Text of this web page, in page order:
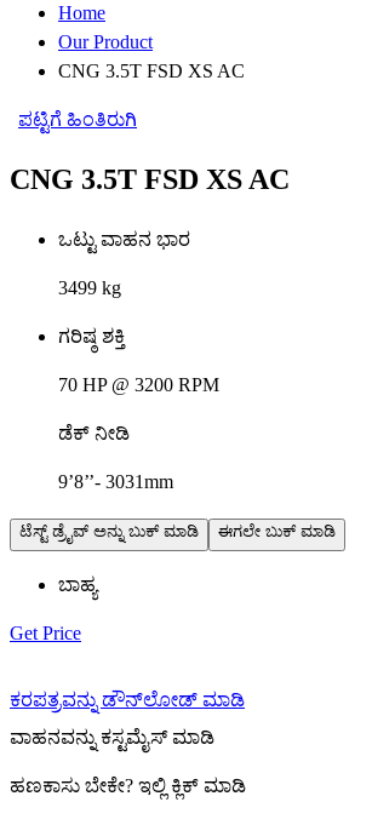
Home
Our Product
CNG 3.5T FSD XS AC
ಪಟ್ಟಿಗೆ ಹಿಂತಿರುಗಿ
CNG 3.5T FSD XS AC
ಒಟ್ಟು ವಾಹನ ಭಾರ
3499 kg
ಗರಿಷ್ಠ ಶಕ್ತಿ
70 HP @ 3200 RPM
ಡೆಕ್ ನೀಡಿ
9’8’’- 3031mm
ಟೆಸ್ಟ್ ಡ್ರೈವ್ ಅನ್ನು ಬುಕ್ ಮಾಡಿ ಈಗಲೇ ಬುಕ್ ಮಾಡಿ
ಬಾಹ್ಯ
Get Price
ಕರಪತ್ರವನ್ನು ಡೌನ್‌ಲೋಡ್ ಮಾಡಿ
ವಾಹನವನ್ನು ಕಸ್ಟಮೈಸ್ ಮಾಡಿ
ಹಣಕಾಸು ಬೇಕೇ? ಇಲ್ಲಿ ಕ್ಲಿಕ್ ಮಾಡಿ